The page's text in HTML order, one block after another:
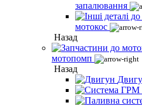
запалювання
мотокос
Назад
мотопомп
Назад